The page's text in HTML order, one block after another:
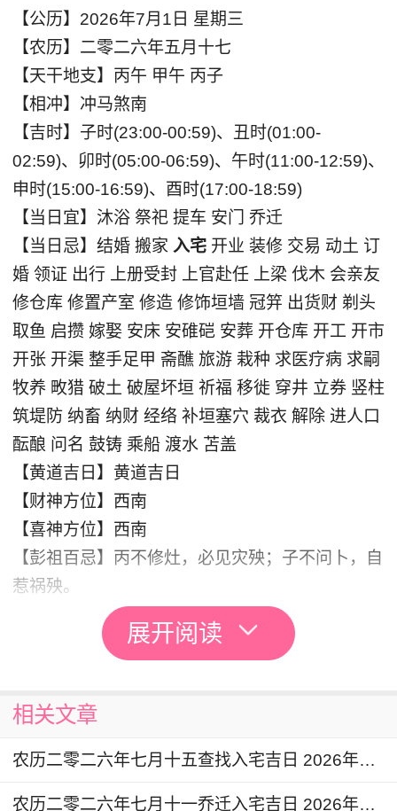
【公历】2026年7月1日 星期三
【农历】二零二六年五月十七
【天干地支】丙午 甲午 丙子
【相冲】冲马煞南
【吉时】子时(23:00-00:59)、丑时(01:00-
02:59)、卯时(05:00-06:59)、午时(11:00-12:59)、
申时(15:00-16:59)、酉时(17:00-18:59)
【当日宜】沐浴 祭祀 提车 安门 乔迁
【当日忌】结婚 搬家 入宅开业 装修 交易 动土 订
婚 领证 出行 上册受封 上官赴任 上梁 伐木 会亲友
修仓库 修置产室 修造 修饰垣墙 冠笄 出货财 剃头
取鱼 启攒 嫁娶 安床 安碓硙 安葬 开仓库 开工 开市
开张 开渠 整手足甲 斋醮 旅游 栽种 求医疗病 求嗣
牧养 畋猎 破土 破屋坏垣 祈福 移徙 穿井 立券 竖柱
筑堤防 纳畜 纳财 经络 补垣塞穴 裁衣 解除 进人口
酝酿 问名 鼓铸 乘船 渡水 苫盖
【黄道吉日】黄道吉日
【财神方位】西南
【喜神方位】西南
【彭祖百忌】丙不修灶，必见灾殃；子不问卜，自
惹祸殃。
【十二神】破日 金匮
老黄历显示农历二零二六年五月十七这天不宜入
展开阅读
相关文章
农历二零二六年七月十五查找入宅吉日 2026年8月27日是入宅黄道吉日吗
农历二零二六年七月十一乔迁入宅吉日 2026年8月23日今天适合入宅么